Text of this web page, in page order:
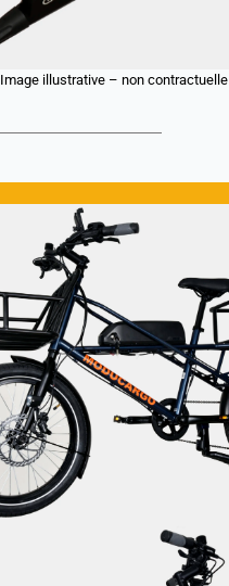
Image illustrative – non contractuelle